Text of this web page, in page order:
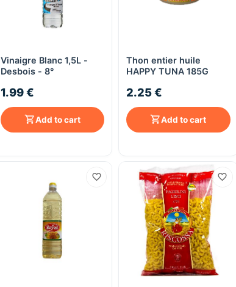
Quick View
Vinaigre Blanc 1,5L -
Desbois - 8°
1.99 €
Add to cart
Quick View
Thon entier huile
HAPPY TUNA 185G
2.25 €
Add to cart